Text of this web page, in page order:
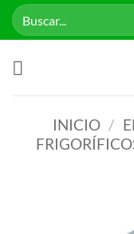
Saltar
Buscar
por:
INICIO /